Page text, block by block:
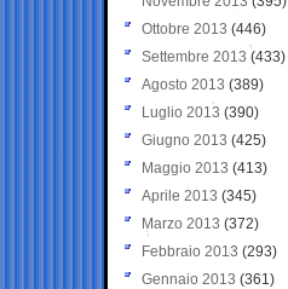
Ottobre 2013 (446)
Settembre 2013 (433)
Agosto 2013 (389)
Luglio 2013 (390)
Giugno 2013 (425)
Maggio 2013 (413)
Aprile 2013 (345)
Marzo 2013 (372)
Febbraio 2013 (293)
Gennaio 2013 (361)